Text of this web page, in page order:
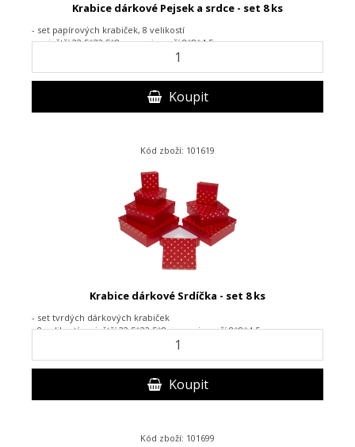
Krabice dárkové Pejsek a srdce - set 8 ks
- set papírových krabiček, 8 velikostí
- největší 22,5*22,5*8 cm, nejmenší 8*8*4,5 cm
Koupit
Kód zboží: 101619
Krabice dárkové Srdíčka - set 8 ks
- set tvrdých dárkových krabiček
- 8 velikostí, největší 22,5*22,5*8 cm, nejmenší 8*8*4,5 cm
Koupit
Kód zboží: 101699